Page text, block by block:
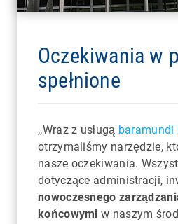
Oczekiwania w
spełnione
,,Wraz z usługą baramundi
otrzymaliśmy narzędzie,
nasze oczekiwania.
dotyczące administracji,
nowoczesnego
końcowymi w naszym